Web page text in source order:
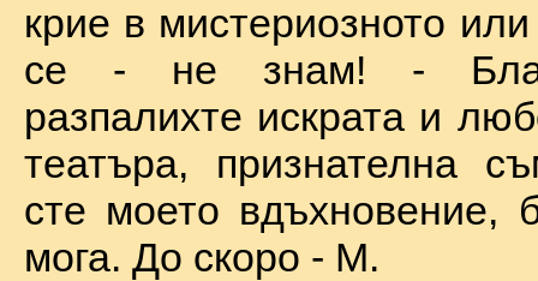
крие в мистериозното
се - не знам! -
разпалихте искрата и
театъра, признателна
сте моето вдъхновение,
мога. До скоро - М.